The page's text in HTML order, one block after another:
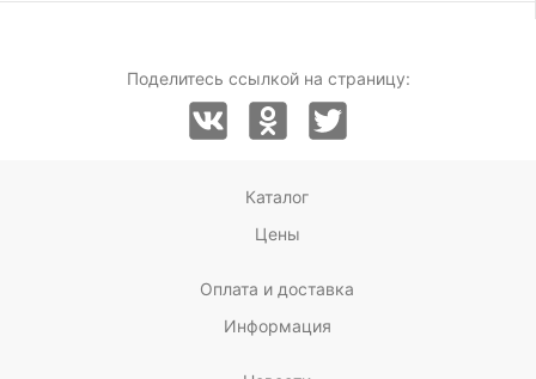
Поделитесь ссылкой на страницу:
Каталог
Цены
Оплата и доставка
Информация